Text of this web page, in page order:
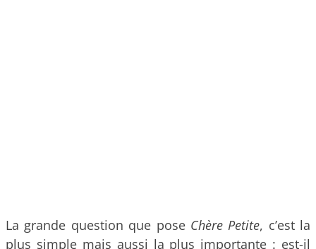
La grande question que pose Chère Petite, c’est la
plus simple mais aussi la plus importante : est-il